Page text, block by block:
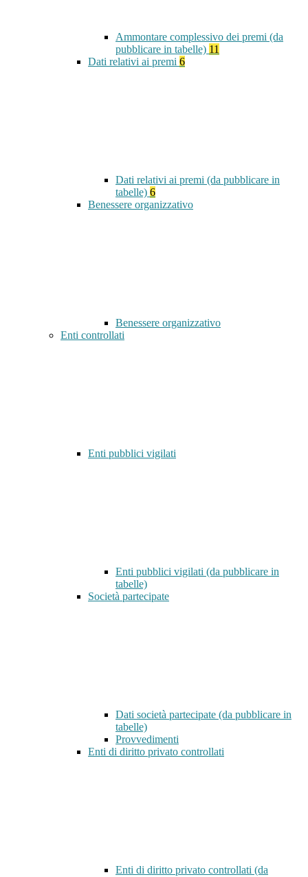
Ammontare complessivo dei premi (da
pubblicare in tabelle) 11
Dati relativi ai premi 6
Dati relativi ai premi (da pubblicare in
tabelle) 6
Benessere organizzativo
Benessere organizzativo
Enti controllati
Enti pubblici vigilati
Enti pubblici vigilati (da pubblicare in
tabelle)
Società partecipate
Dati società partecipate (da pubblicare in
tabelle)
Provvedimenti
Enti di diritto privato controllati
Enti di diritto privato controllati (da